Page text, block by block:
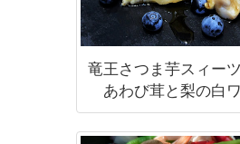
竜王さつま芋スィー
あわび茸と梨の白